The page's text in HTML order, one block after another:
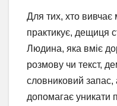
Для тих, хто вивчає
практикує, дещиця
Людина, яка вміє
розмову чи текст,
словниковий запас,
допомагає уникати